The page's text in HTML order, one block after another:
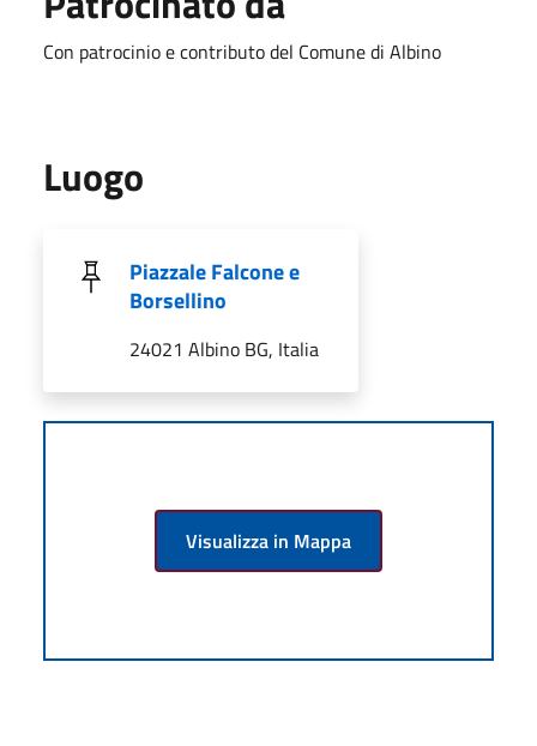
Con patrocinio e contributo del Comune di Albino
Luogo
Piazzale Falcone e
Borsellino
24021 Albino BG, Italia
Visualizza in Mappa